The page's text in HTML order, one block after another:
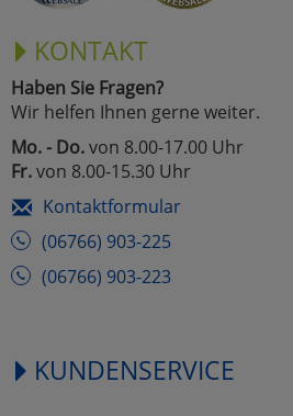
KONTAKT
Haben Sie Fragen?
Wir helfen Ihnen gerne weiter.
Mo. - Do.von 8.00-17.00 Uhr
Fr.von 8.00-15.30 Uhr
Kontaktformular
(06766) 903-225
(06766) 903-223
KUNDENSERVICE